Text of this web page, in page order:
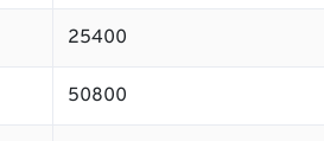
25400
50800